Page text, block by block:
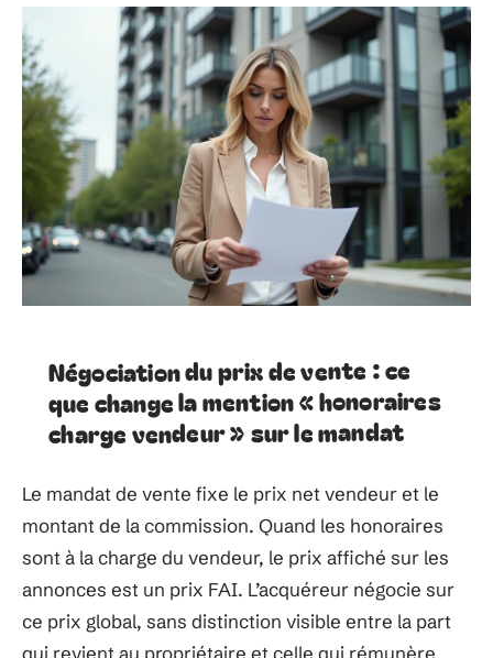
Négociation du prix de vente : ce
que change la mention « honoraires
charge vendeur » sur le mandat
Le mandat de vente fixe le prix net vendeur et le
montant de la commission. Quand les honoraires
sont à la charge du vendeur, le prix affiché sur les
annonces est un prix FAI. L’acquéreur négocie sur
ce prix global, sans distinction visible entre la part
qui revient au propriétaire et celle qui rémunère